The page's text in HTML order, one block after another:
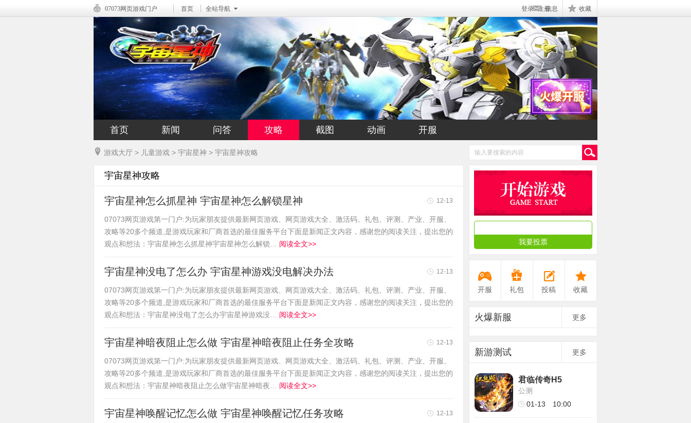
07073网页游戏门户 首页 全站导航 登录|注册信息 收藏
首页 新闻 问答 攻略 截图 动画 开服
游戏大厅 > 儿童游戏 > 宇宙星神 > 宇宙星神攻略
宇宙星神攻略
宇宙星神怎么抓星神 宇宙星神怎么解锁星神 12-13
07073网页游戏第一门户:为玩家朋友提供最新网页游戏、网页游戏大全、激活码、礼包、评测、产业、开服、
攻略等20多个频道,是游戏玩家和厂商首选的最佳服务平台下面是新闻正文内容，感谢您的阅读关注，提出您的
观点和想法：宇宙星神怎么抓星神宇宙星神怎么解锁… 阅读全文>>
宇宙星神没电了怎么办 宇宙星神游戏没电解决办法 12-13
07073网页游戏第一门户:为玩家朋友提供最新网页游戏、网页游戏大全、激活码、礼包、评测、产业、开服、
攻略等20多个频道,是游戏玩家和厂商首选的最佳服务平台下面是新闻正文内容，感谢您的阅读关注，提出您的
观点和想法：宇宙星神没电了怎么办宇宙星神游戏没… 阅读全文>>
宇宙星神暗夜阻止怎么做 宇宙星神暗夜阻止任务全攻略 12-13
07073网页游戏第一门户:为玩家朋友提供最新网页游戏、网页游戏大全、激活码、礼包、评测、产业、开服、
攻略等20多个频道,是游戏玩家和厂商首选的最佳服务平台下面是新闻正文内容，感谢您的阅读关注，提出您的
观点和想法：宇宙星神暗夜阻止怎么做宇宙星神暗夜… 阅读全文>>
宇宙星神唤醒记忆怎么做 宇宙星神唤醒记忆任务攻略 12-13
我要投票
开服 礼包 投稿 收藏
火爆新服 更多
新游测试 更多
君临传奇H5
公测
01-13 10:00